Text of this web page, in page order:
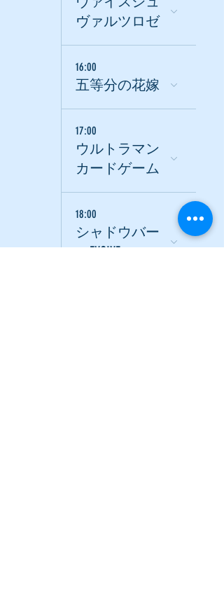
ヴァルツロゼ
16:00
五等分の花嫁
17:00
ウルトラマン
カードゲーム
18:00
シャドウバー
スEVOLVE